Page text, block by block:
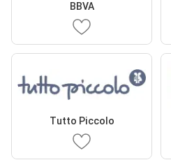
BBVA
Tutto Piccolo